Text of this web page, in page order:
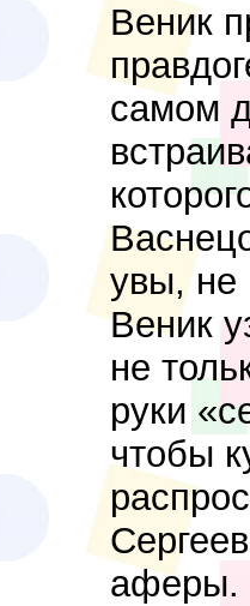
Веник
самом
увы, не
Веник
не
руки
чтобы
аферы.